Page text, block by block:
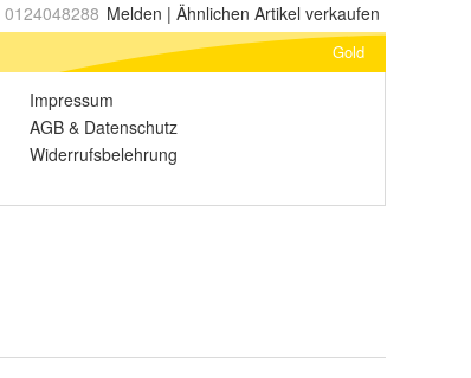
0124048288 Melden | Ähnlichen Artikel verkaufen
Gold
Impressum
AGB & Datenschutz
Widerrufsbelehrung